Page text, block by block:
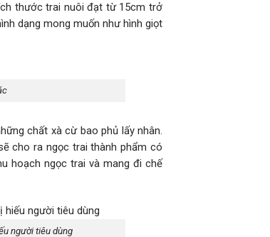
thước trai nuôi đạt từ 15cm trở
dạng mong muốn như hình giọt
chất xà cừ bao phủ lấy nhân.
cho ra ngọc trai thành phẩm có
hoạch ngọc trai và mang đi chế
người tiêu dùng